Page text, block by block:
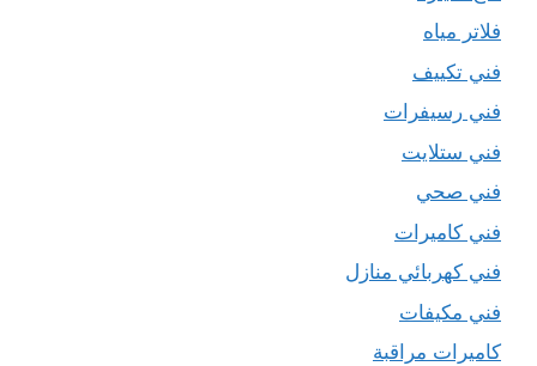
فلاتر مياه
فني تكييف
فني رسيفرات
فني ستلايت
فني صحي
فني كاميرات
فني كهربائي منازل
فني مكيفات
كاميرات مراقبة